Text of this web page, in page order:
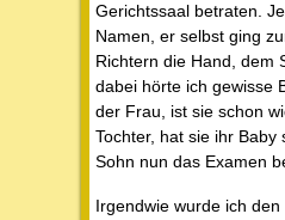
Gerichtssaal betraten.
Namen, er selbst ging
Richtern die Hand, dem
dabei hörte ich gewisse
der Frau, ist sie schon
Tochter, hat sie ihr
Sohn nun das Examen
Irgendwie wurde ich